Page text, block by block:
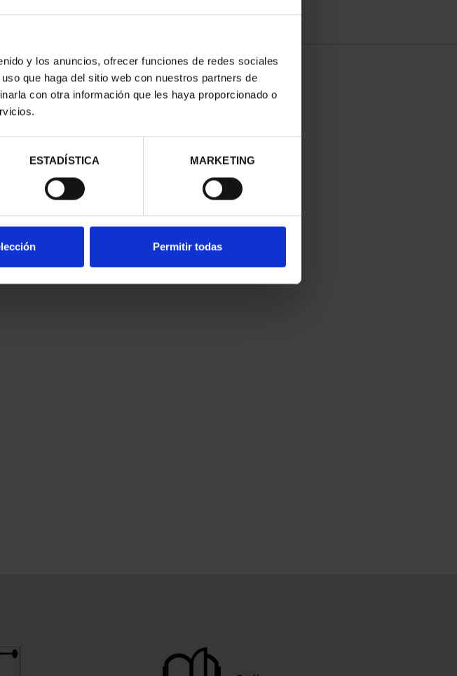
y los anuncios, ofrecer funciones de redes sociales
que haga del sitio web con nuestros partners de
con otra información que les haya proporcionado o
ESTADÍSTICA MARKETING
Permitir todas